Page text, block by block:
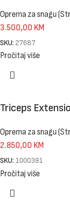
Oprema za snagu
3.500,00 KM
SKU: 27687
Pročitaj više
Triceps
Oprema za snagu
2.850,00 KM
SKU: 1000391
Pročitaj više